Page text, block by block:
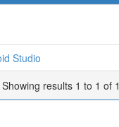
Studio
Showing results 1 to 1 of 1